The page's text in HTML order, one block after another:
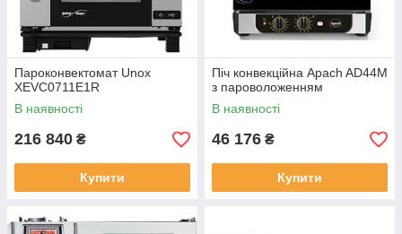
Пароконвектомат Unox
XEVC0711E1R
В наявності
216 840 ₴
Купити
Піч конвекційна Apach AD44M
з пароволоженням
В наявності
46 176 ₴
Купити